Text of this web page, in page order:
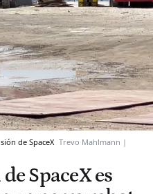
de SpaceX Trevo Mahlmann |
SpaceX es